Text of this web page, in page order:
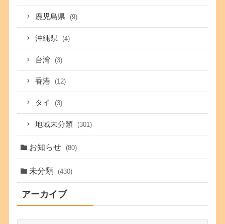
鹿児島県 (9)
沖縄県 (4)
台湾 (3)
香港 (12)
タイ (3)
地域未分類 (301)
お知らせ (80)
未分類 (430)
アーカイブ